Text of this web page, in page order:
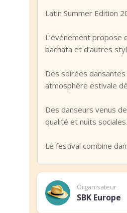
Latin Summer Edition
L’événement propose
bachata et d’autres
Des soirées
atmosphère estivale
Des danseurs venus
qualité et nuits
Le festival combine
Organisateur
SBK Europe